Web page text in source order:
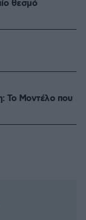
θεσμό
Το Mοντέλο που